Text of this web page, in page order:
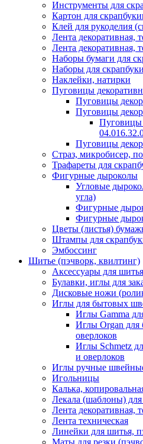
Инструменты для
Картон для
Клей для рукоделия
Лента декоративная,
Лента декоративная,
Наборы бумаги для
Наборы для
Наклейки, натирки
Пуговицы
Пуговицы
Пуговицы
Пуговицы
Пуговицы
Страз, микробисер,
Трафареты для
Фигурные дыроколы
Угловые
угла)
Фигурные
Фигурные
Цветы (листья)
Штампы для
Эмбоссинг
Шитье (пэчворк, квилтинг)
Аксессуары для шитья
Булавки, иглы для
Дисковые ножи
Иглы для бытовых
Иглы Gamma
Иглы Organ
оверлоков
Иглы Schmetz
и оверлоков
Иглы ручные
Игольницы
Калька,
Лекала (шаблоны)
Лента декоративная,
Лента техническая
Линейки для шитья,
Маты для резки